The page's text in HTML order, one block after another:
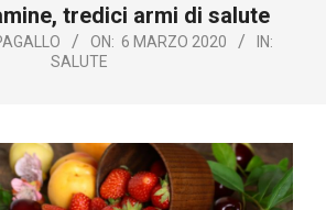
tredici armi di salute
ON: 6 MARZO 2020
IN:
SALUTE